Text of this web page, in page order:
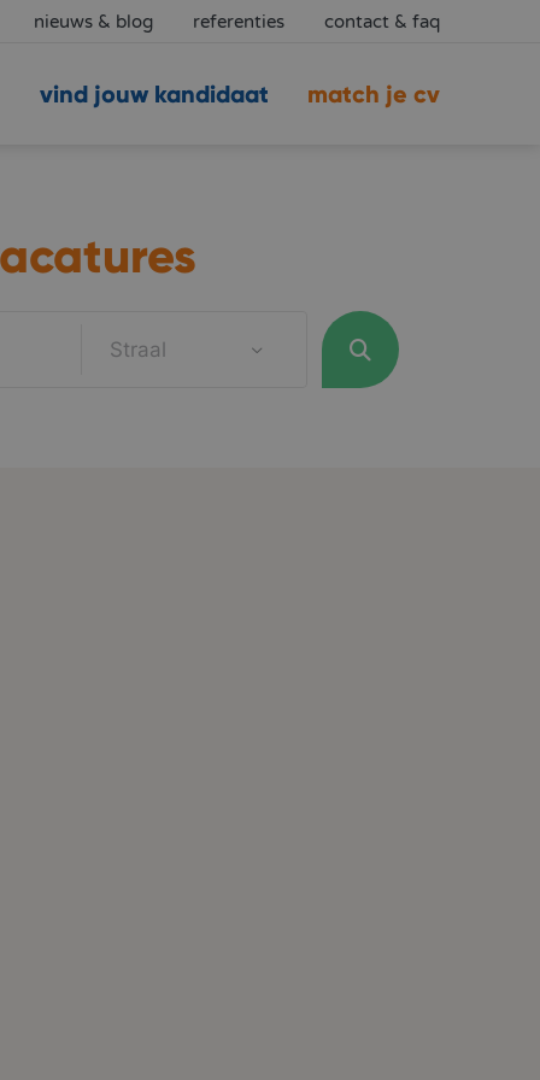
nieuws & blog referenties contact & faq
match je cv
vind jouw kandidaat
Straal